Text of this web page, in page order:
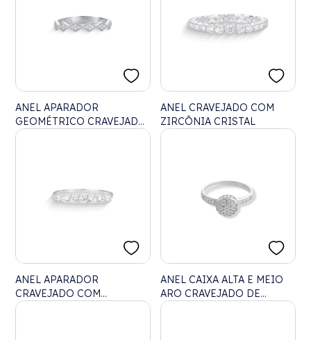
ANEL APARADOR
GEOMÉTRICO CRAVEJADO
COM ZIRCÔNIA
ANEL CRAVEJADO COM
ZIRCÔNIA CRISTAL
ANEL APARADOR
CRAVEJADO COM
ZIRCÔNIA
ANEL CAIXA ALTA E MEIO
ARO CRAVEJADO DE
ZIRCÔNIA CRISTAL